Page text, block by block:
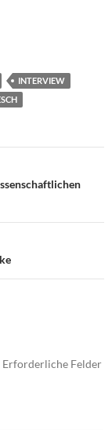
INTERVIEW
Erforderliche Felder